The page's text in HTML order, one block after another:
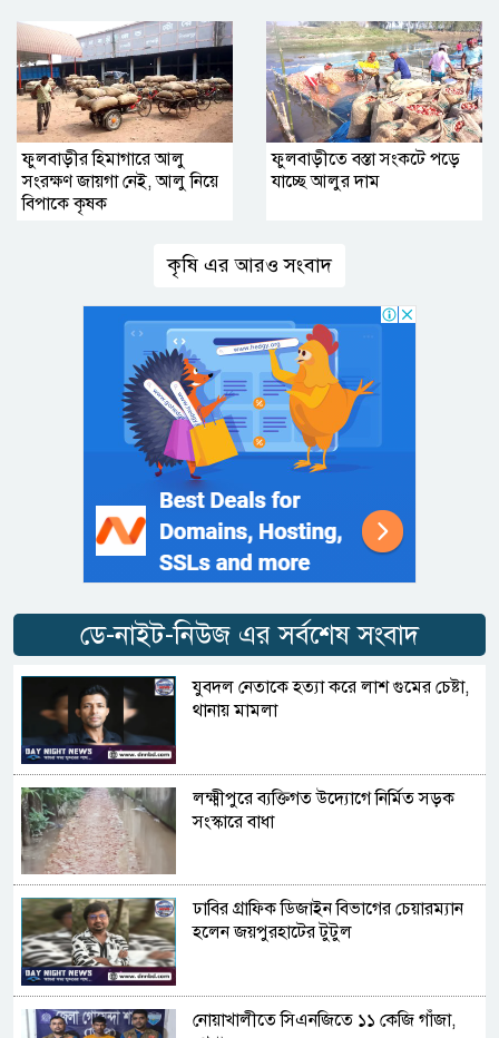
ফুলবাড়ীর হিমাগারে আলু
সংরক্ষণ জায়গা নেই, আলু নিয়ে
বিপাকে কৃষক
ফুলবাড়ীতে বস্তা সংকটে পড়ে
যাচ্ছে আলুর দাম
কৃষি এর আরও সংবাদ
ডে-নাইট-নিউজ এর সর্বশেষ সংবাদ
যুবদল নেতাকে হত্যা করে লাশ গুমের চেষ্টা,
থানায় মামলা
লক্ষ্মীপুরে ব্যক্তিগত উদ্যোগে নির্মিত সড়ক
সংস্কারে বাধা
ঢাবির গ্রাফিক ডিজাইন বিভাগের চেয়ারম্যান
হলেন জয়পুরহাটের টুটুল
নোয়াখালীতে সিএনজিতে ১১ কেজি গাঁজা,